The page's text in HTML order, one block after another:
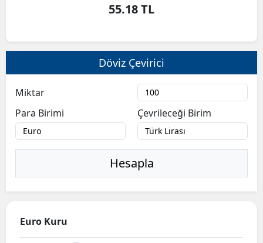
Bilecik
Bingöl
Bitlis
Burdur
55.18 TL
Döviz Çevirici
Miktar
Para Birimi
Çevrileceği Birim
Hesapla
Euro Kuru